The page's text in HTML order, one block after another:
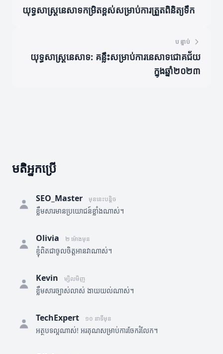
យុទ្ធសាស្ត្រនេសាទកម្រិតខ្ពស់សម្រាប់ការត្រួតពិនិត្យទឹក
បន្ទាប់
យុទ្ធសាស្ត្រនេសាទ: គន្លឹះសម្រាប់ការនេសាទជោគជ័យ
ក្នុងឆ្នាំ២០២៣
មតិអ្នកប្រើ
SEO_Master មុននេះបន្តិច
ខ្លឹមសារមានប្រយោជន៍ខ្លាំងណាស់។
Olivia ២ ម៉ោងមុន
ខ្ញុំពិតជាចូលចិត្តអានវាណាស់។
Kevin ម្សិលមិញ
ខ្លឹមសារច្បាស់លាស់ ងាយយល់ណាស់។
TechExpert ១០ នាទីមុន
អត្ថបទល្អណាស់! អរគុណសម្រាប់ការចែករំលែក។